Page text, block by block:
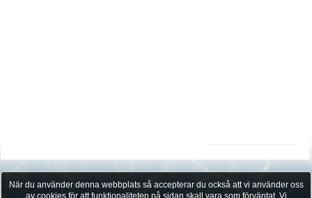
När du använder denna webbplats så accepterar du också att vi använder oss
av cookies för att funktionaliteten på sidan skall vara som förväntat. Vi